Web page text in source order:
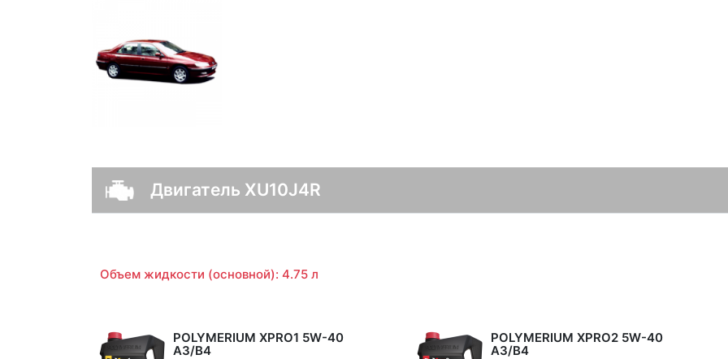
Двигатель XU10J4R
Объем жидкости (основной): 4.75 л
POLYMERIUM XPRO1 5W-40
A3/B4
POLYMERIUM XPRO2 5W-40
A3/B4